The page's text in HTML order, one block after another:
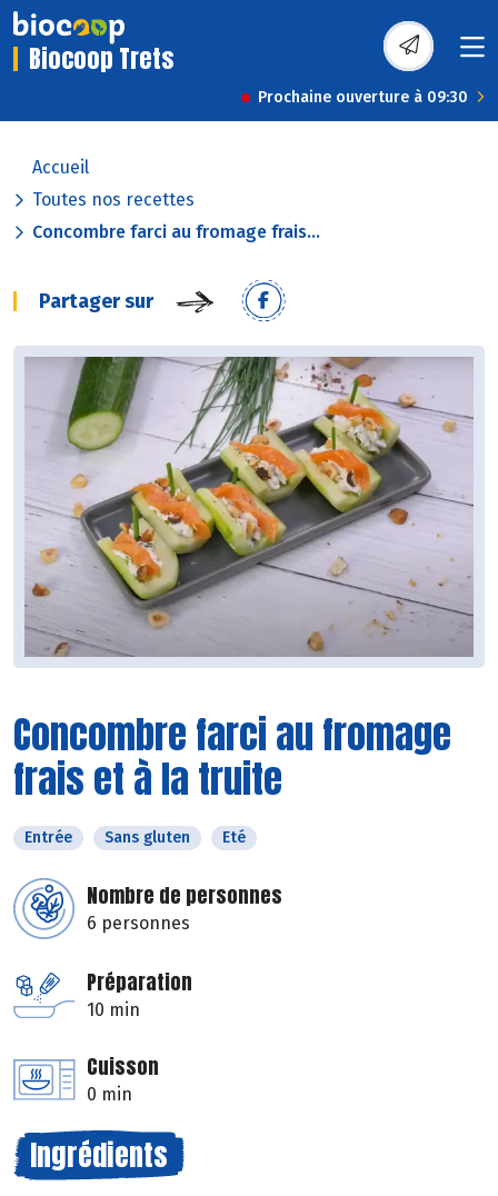
Biocoop Trets
Prochaine ouverture à 09:30
Accueil
Toutes nos recettes
Concombre farci au fromage frais...
Partager sur
Concombre farci au fromage
frais et à la truite
Entrée Sans gluten Eté
Nombre de personnes
6 personnes
Préparation
10 min
Cuisson
0 min
Ingrédients